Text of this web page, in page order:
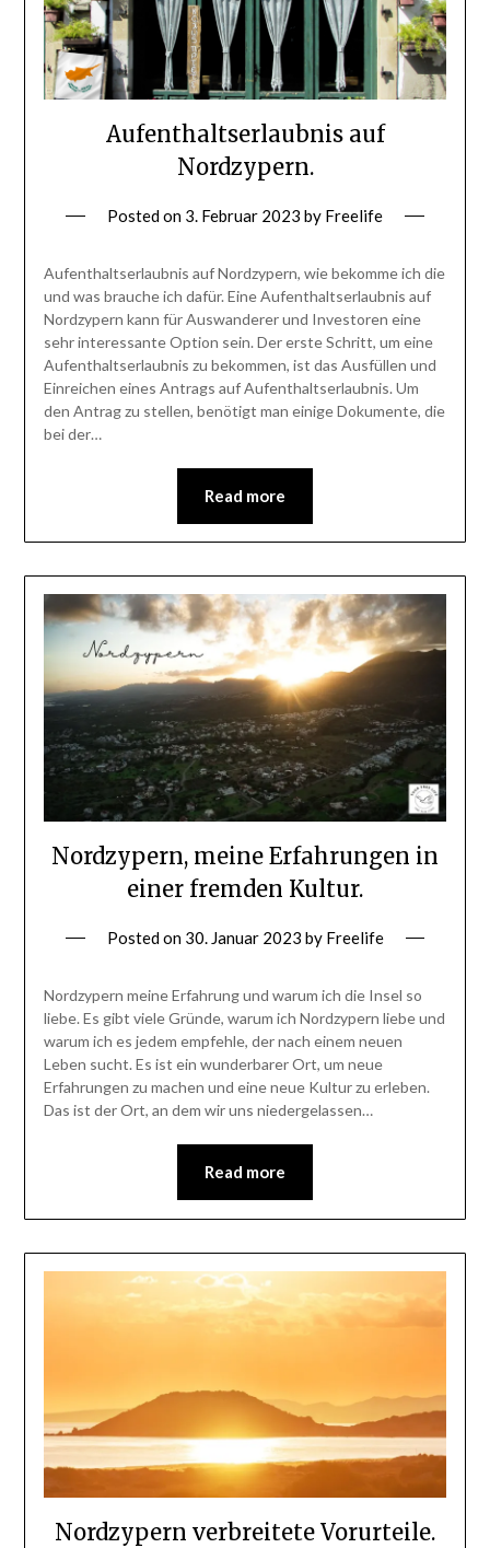
Aufenthaltserlaubnis auf
Nordzypern.
Posted on 3. Februar 2023 by Freelife
Aufenthaltserlaubnis auf Nordzypern, wie bekomme ich die
und was brauche ich dafür. Eine Aufenthaltserlaubnis auf
Nordzypern kann für Auswanderer und Investoren eine
sehr interessante Option sein. Der erste Schritt, um eine
Aufenthaltserlaubnis zu bekommen, ist das Ausfüllen und
Einreichen eines Antrags auf Aufenthaltserlaubnis. Um
den Antrag zu stellen, benötigt man einige Dokumente, die
bei der…
Read more
Nordzypern, meine Erfahrungen in
einer fremden Kultur.
Posted on 30. Januar 2023 by Freelife
Nordzypern meine Erfahrung und warum ich die Insel so
liebe. Es gibt viele Gründe, warum ich Nordzypern liebe und
warum ich es jedem empfehle, der nach einem neuen
Leben sucht. Es ist ein wunderbarer Ort, um neue
Erfahrungen zu machen und eine neue Kultur zu erleben.
Das ist der Ort, an dem wir uns niedergelassen…
Read more
Nordzypern verbreitete Vorurteile.